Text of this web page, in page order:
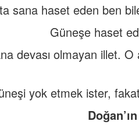
sana haset eden ben
Güneşe haset
devası olmayan illet.
yok etmek ister,